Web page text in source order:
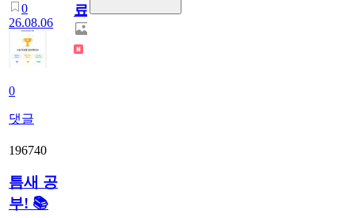
0
26.08.06
0
댓글
료
196740
틈새 공
부! 📚